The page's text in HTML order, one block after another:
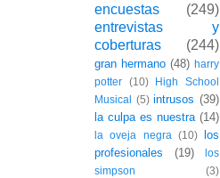
encuestas
(249)
entrevistas y
coberturas
(244)
gran hermano (48) harry
potter
(10)
High School
Musical (5) intrusos (39)
la culpa es nuestra (14)
la oveja negra (10) los
profesionales
(19)
los
simpson
(3)